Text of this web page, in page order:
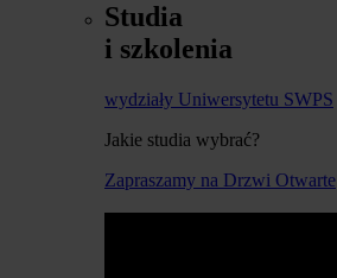
Studia
i szkolenia
wydziały Uniwersytetu SWPS
Jakie studia wybrać?
Zapraszamy na Drzwi Otwarte